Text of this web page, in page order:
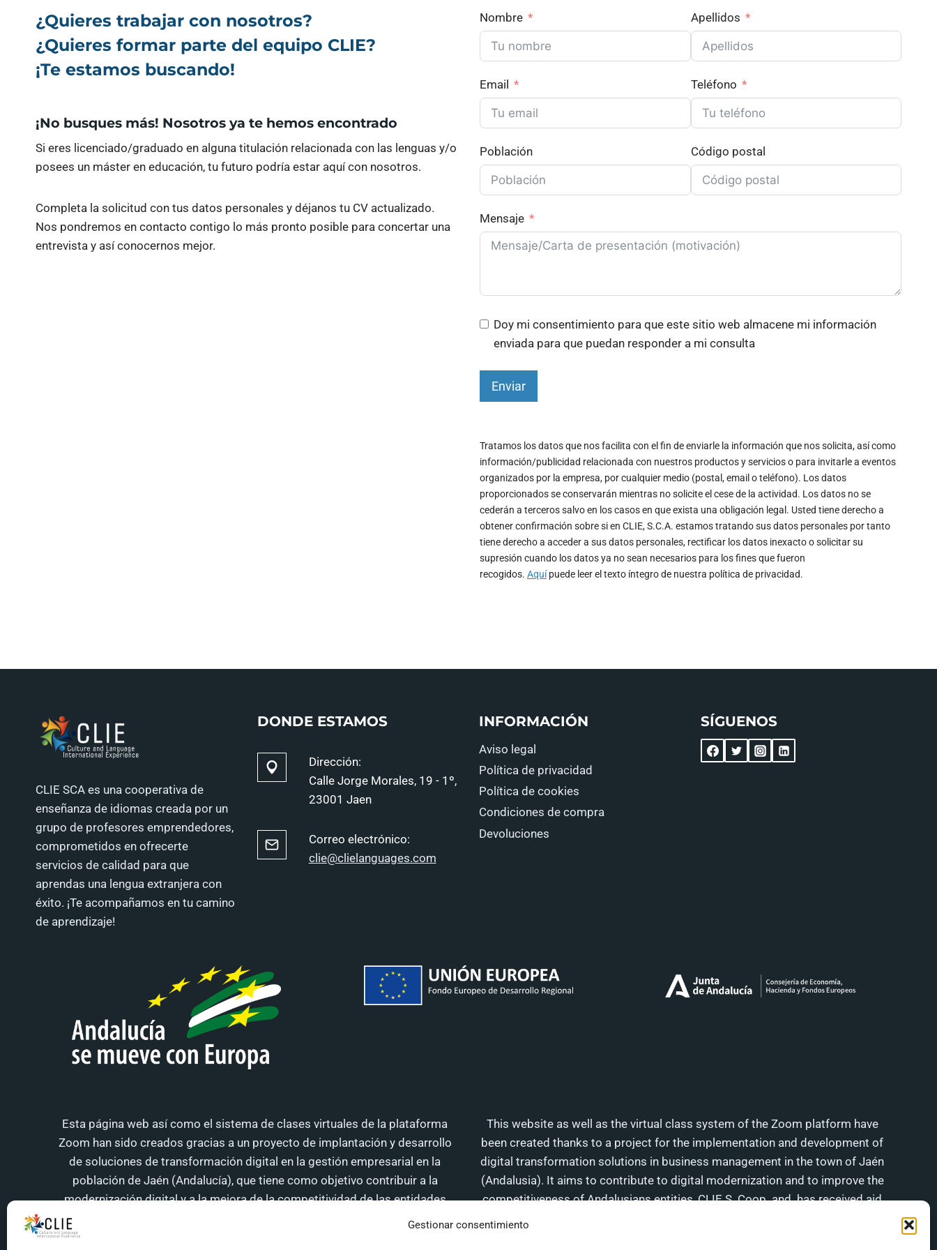
Gestionar consentimiento
¿Quieres trabajar con nosotros?
¿Quieres formar parte del equipo CLIE?
¡Te estamos buscando!
¡No busques más! Nosotros ya te hemos encontrado
Si eres licenciado/graduado en alguna titulación relacionada con las lenguas y/o
posees un máster en educación, tu futuro podría estar aquí con nosotros.
Completa la solicitud con tus datos personales y déjanos tu CV actualizado.
Nos pondremos en contacto contigo lo más pronto posible para concertar una
entrevista y así conocernos mejor.
Nombre Apellidos
Email Teléfono
Población Código postal
Mensaje
Doy mi consentimiento para que este sitio web almacene mi información
enviada para que puedan responder a mi consulta
Enviar
Tratamos los datos que nos facilita con el fin de enviarle la información que nos solicita, así como
información/publicidad relacionada con nuestros productos y servicios o para invitarle a eventos
organizados por la empresa, por cualquier medio (postal, email o teléfono). Los datos
proporcionados se conservarán mientras no solicite el cese de la actividad. Los datos no se
cederán a terceros salvo en los casos en que exista una obligación legal. Usted tiene derecho a
obtener confirmación sobre si en CLIE, S.C.A. estamos tratando sus datos personales por tanto
tiene derecho a acceder a sus datos personales, rectificar los datos inexacto o solicitar su
supresión cuando los datos ya no sean necesarios para los fines que fueron
recogidos. Aquípuede leer el texto íntegro de nuestra política de privacidad.
CLIE SCA es una cooperativa de
enseñanza de idiomas creada por un
grupo de profesores emprendedores,
comprometidos en ofrecerte
servicios de calidad para que
aprendas una lengua extranjera con
éxito. ¡Te acompañamos en tu camino
de aprendizaje!
DONDE ESTAMOS
Dirección:
Calle Jorge Morales, 19 - 1º,
23001 Jaen
Correo electrónico:
clie@clielanguages.com
INFORMACIÓN
Aviso legal
Política de privacidad
Política de cookies
Condiciones de compra
Devoluciones
SÍGUENOS
Esta página web así como el sistema de clases virtuales de la plataforma
Zoom han sido creados gracias a un proyecto de implantación y desarrollo
de soluciones de transformación digital en la gestión empresarial en la
población de Jaén (Andalucía), que tiene como objetivo contribuir a la
modernización digital y a la mejora de la competitividad de las entidades
andaluzas, CLIE S. Coop. And. ha recibido una ayuda de la Unión Europea y de
la Junta de Andalucía con cargo al Programa Operativo FEDER de Andalucía
This website as well as the virtual class system of the Zoom platform have
been created thanks to a project for the implementation and development of
digital transformation solutions in business management in the town of Jaén
(Andalusia). It aims to contribute to digital modernization and to improve the
competitiveness of Andalusians entities, CLIE S. Coop. and. has received aid
from the European Union and the Junta de Andalucía under the FEDER